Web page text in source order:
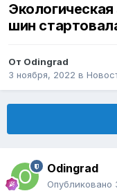
шин
От Odingrad
3 ноября, 2022 в
Odingrad
Опубликовано